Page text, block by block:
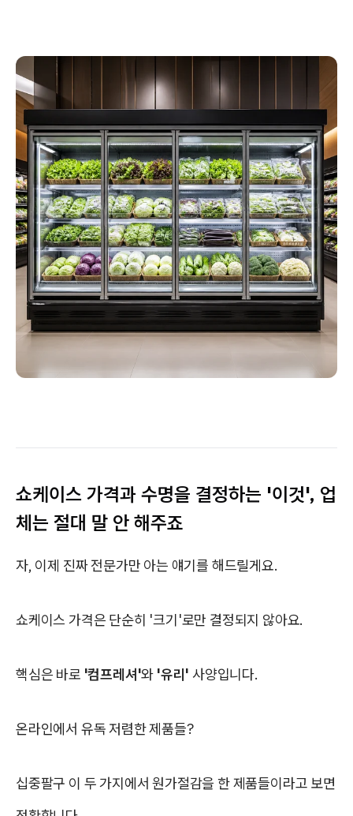
쇼케이스 가격과 수명을 결정하는 '이것', 업
체는 절대 말 안 해주죠
자, 이제 진짜 전문가만 아는 얘기를 해드릴게요.
쇼케이스 가격은 단순히 '크기'로만 결정되지 않아요.
핵심은 바로 '컴프레셔'와 '유리' 사양입니다.
온라인에서 유독 저렴한 제품들?
십중팔구 이 두 가지에서 원가절감을 한 제품들이라고 보면